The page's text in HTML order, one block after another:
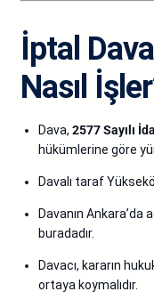
İptal
Nasıl
Dava, 2577 Sayılı
hükümlerine göre
Davalı taraf
Davanın Ankara’da
buradadır.
Davacı, kararın
ortaya koymalıdır.